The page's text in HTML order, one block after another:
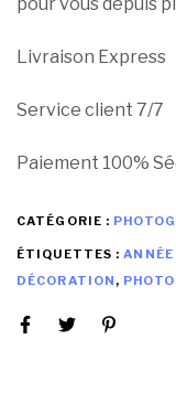
Livraison Express
Service client 7/7
Paiement 100%
CATÉGORIE :
ÉTIQUETTES :
DÉCORATION ,